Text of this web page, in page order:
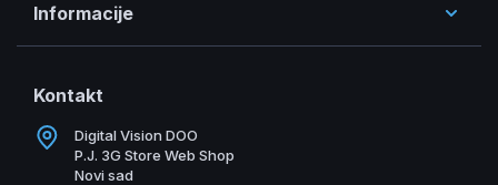
Informacije
Kontakt
Digital Vision DOO
P.J. 3G Store Web Shop
Novi sad